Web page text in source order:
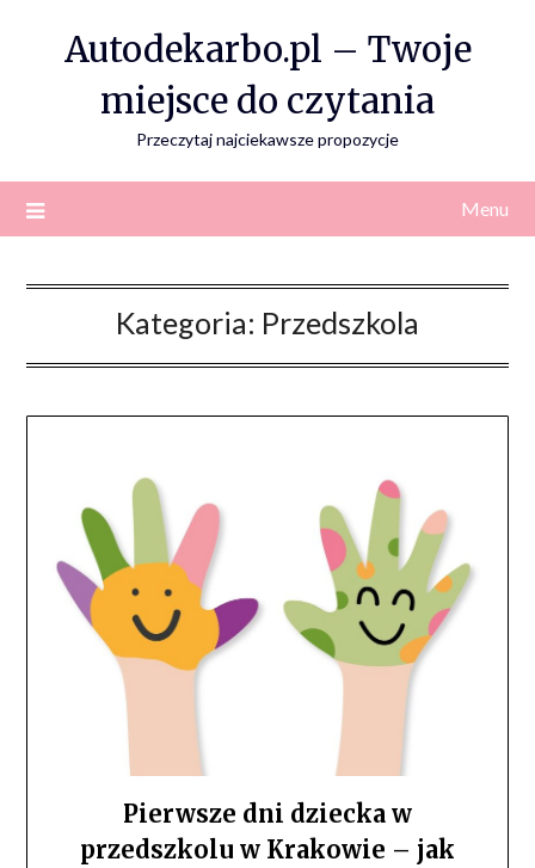
Autodekarbo.pl – Twoje
miejsce do czytania
Przeczytaj najciekawsze propozycje
Menu
Kategoria: Przedszkola
Pierwsze dni dziecka w
przedszkolu w Krakowie – jak